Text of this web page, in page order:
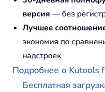
версия — без
Лучшее
экономия по
надстроек
Подробнее о Kutools
Бесплатная